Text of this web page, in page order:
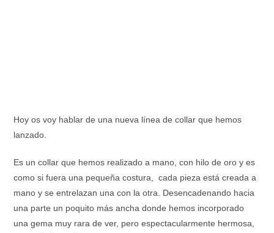
Hoy os voy hablar de una nueva línea de collar que hemos
lanzado.
Es un collar que hemos realizado a mano, con hilo de oro y es
como si fuera una pequeña costura, cada pieza está creada a
mano y se entrelazan una con la otra. Desencadenando hacia
una parte un poquito más ancha donde hemos incorporado
una gema muy rara de ver, pero espectacularmente hermosa,